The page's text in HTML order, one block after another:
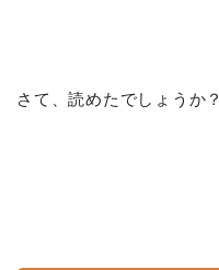
さて、読めたでしょうか？